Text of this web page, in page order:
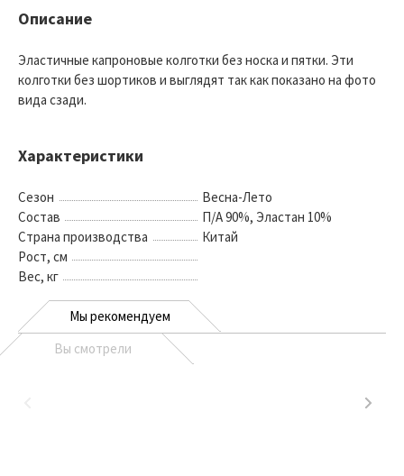
Описание
Эластичные капроновые колготки без носка и пятки. Эти
колготки без шортиков и выглядят так как показано на фото
вида сзади.
Характеристики
Сезон
Весна-Лето
Состав
П/А 90%, Эластан 10%
Страна производства
Китай
Рост, см
Вес, кг
Мы рекомендуем
Вы смотрели